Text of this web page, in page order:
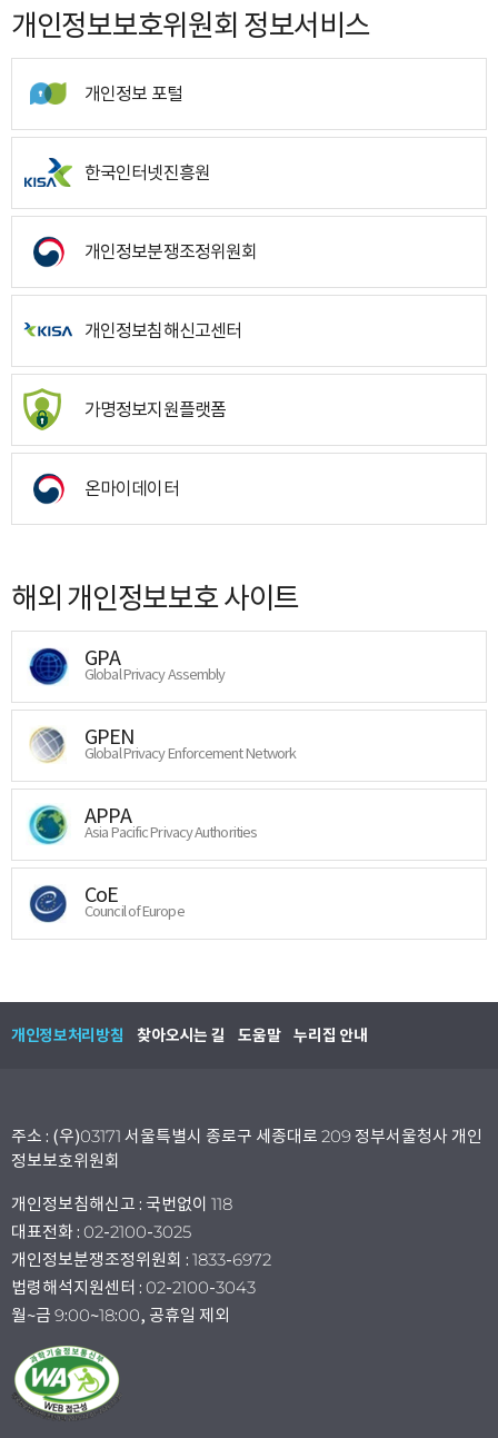
개인정보보호위원회 정보서비스
개인정보 포털
한국인터넷진흥원
개인정보분쟁조정위원회
개인정보침해신고센터
가명정보지원플랫폼
온마이데이터
해외 개인정보보호 사이트
GPA
Global Privacy Assembly
GPEN
Global Privacy Enforcement Network
APPA
Asia Pacific Privacy Authorities
CoE
Council of Europe
개인정보처리방침 찾아오시는 길 도움말 누리집 안내
주소 : (우)03171 서울특별시 종로구 세종대로 209 정부서울청사 개인
정보보호위원회
개인정보침해신고 : 국번없이 118
대표전화 : 02-2100-3025
개인정보분쟁조정위원회 : 1833-6972
법령해석지원센터 : 02-2100-3043
월~금 9:00~18:00, 공휴일 제외